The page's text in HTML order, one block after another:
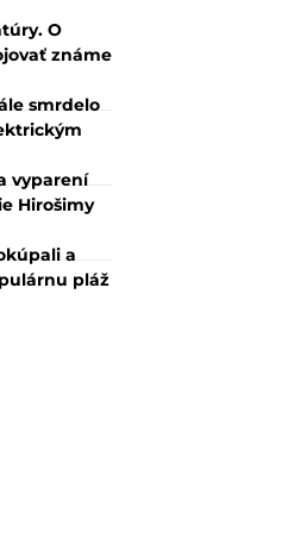
O
známe
smrdelo
vyparení
Hirošimy
a
pláž